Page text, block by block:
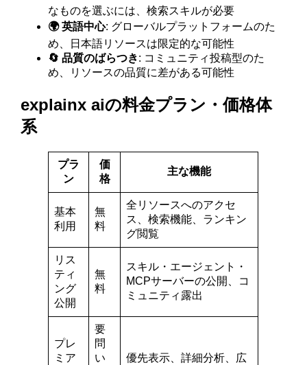
なものを選ぶには、検索スキルが必要
🌍 英語中心: グローバルプラットフォームのた
め、日本語リソースは限定的な可能性
🔄 品質のばらつき: コミュニティ投稿型のた
め、リソースの品質に差がある可能性
explainx aiの料金プラン・価格体
系
プラ
ン
価
格
主な機能
基本
利用
無
料
全リソースへのアクセ
ス、検索機能、ランキン
グ閲覧
リス
ティ
ング
公開
無
料
スキル・エージェント・
MCPサーバーの公開、コ
ミュニティ露出
プレ
ミア
要
問
い
優先表示、詳細分析、広